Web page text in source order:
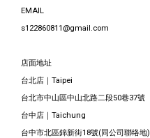
EMAIL
s122860811@gmail.com
店面地址
台北店｜Taipei
台北市中山區中山北路二段50巷37號
台中店｜Taichung
台中市北區錦新街18號(同公司聯络地)